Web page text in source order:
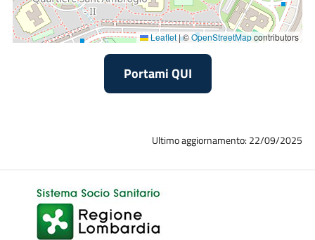
Leaflet |©OpenStreetMapcontributors
Portami QUI
Ultimo aggiornamento: 22/09/2025